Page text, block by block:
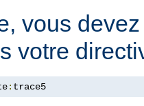
vous
votre
: trace5